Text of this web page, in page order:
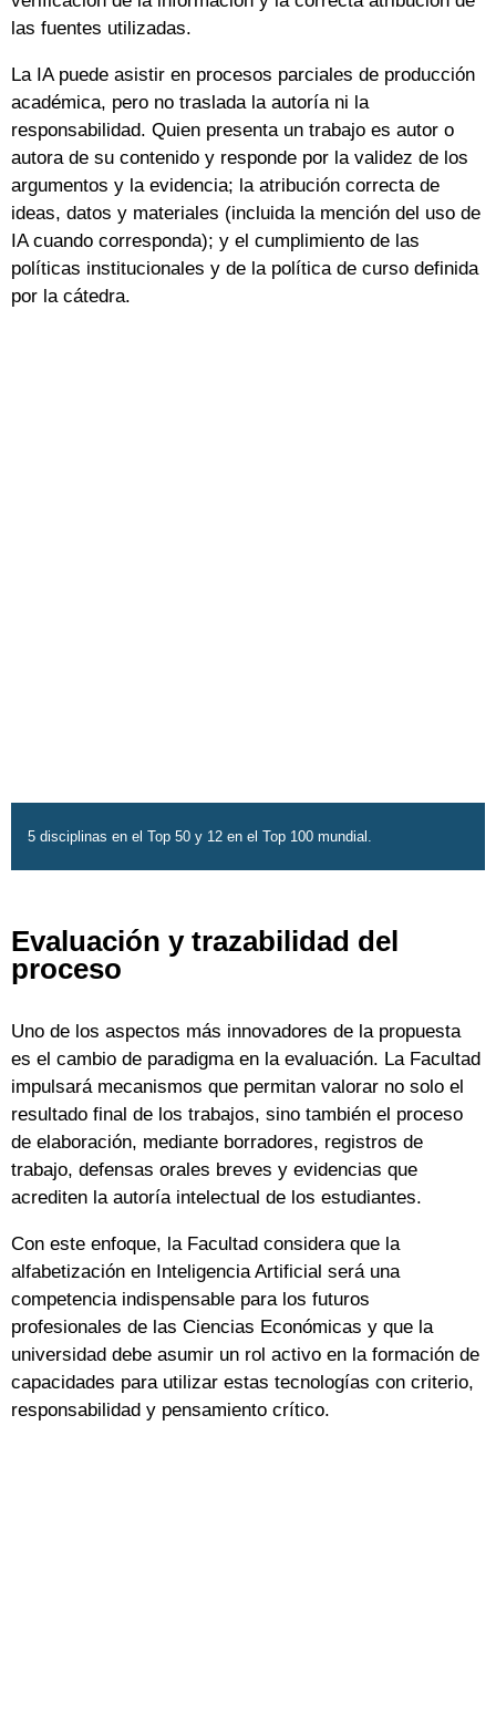
las fuentes utilizadas.
La IA puede asistir en procesos parciales de producción
académica, pero no traslada la autoría ni la
responsabilidad. Quien presenta un trabajo es autor o
autora de su contenido y responde por la validez de los
argumentos y la evidencia; la atribución correcta de
ideas, datos y materiales (incluida la mención del uso de
IA cuando corresponda); y el cumplimiento de las
políticas institucionales y de la política de curso definida
por la cátedra.
5 disciplinas en el Top 50 y 12 en el Top 100 mundial.
Evaluación y trazabilidad del
proceso
Uno de los aspectos más innovadores de la propuesta
es el cambio de paradigma en la evaluación. La Facultad
impulsará mecanismos que permitan valorar no solo el
resultado final de los trabajos, sino también el proceso
de elaboración, mediante borradores, registros de
trabajo, defensas orales breves y evidencias que
acrediten la autoría intelectual de los estudiantes.
Con este enfoque, la Facultad considera que la
alfabetización en Inteligencia Artificial será una
competencia indispensable para los futuros
profesionales de las Ciencias Económicas y que la
universidad debe asumir un rol activo en la formación de
capacidades para utilizar estas tecnologías con criterio,
responsabilidad y pensamiento crítico.